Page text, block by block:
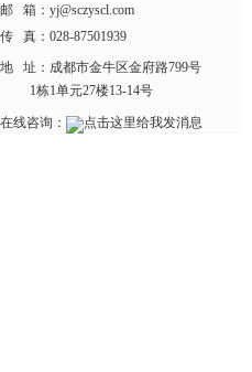
邮 箱：yj@sczyscl.com
传 真：028-87501939
地 址： 成都市金牛区金府路799号
1栋1单元27楼13-14号
在线咨询：